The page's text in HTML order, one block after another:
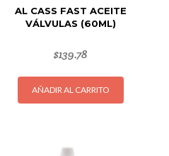
AL CASS FAST ACEITE
VÁLVULAS (60ML)
$139.78
AÑADIR AL CARRITO